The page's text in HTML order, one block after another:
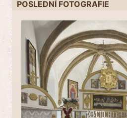
POSLEDNÍ FOTOGRAFIE